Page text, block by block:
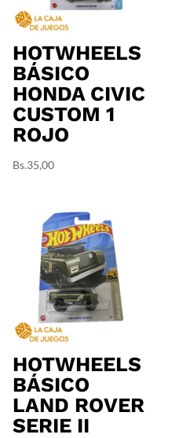
HOTWHEELS
BÁSICO
HONDA CIVIC
CUSTOM 1
ROJO
Bs.35,00
HOTWHEELS
BÁSICO
LAND ROVER
SERIE II